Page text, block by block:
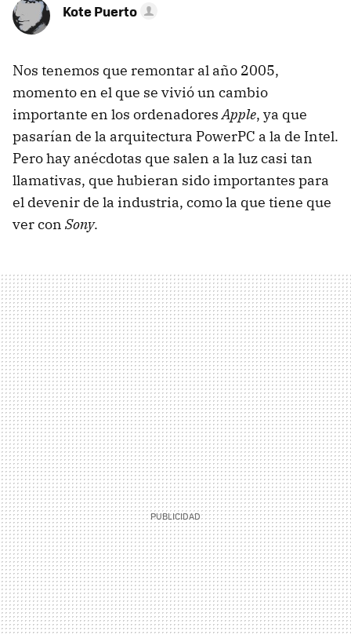
Kote Puerto
Nos tenemos que remontar al año 2005,
momento en el que se vivió un cambio
importante en los ordenadoresApple, ya que
pasarían de la arquitectura PowerPC a la de Intel.
Pero hay anécdotas que salen a la luz casi tan
llamativas, que hubieran sido importantes para
el devenir de la industria, como la que tiene que
ver con Sony.